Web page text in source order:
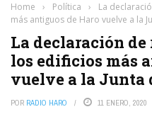
Home › Política ›
La
más antiguos de Haro vuelve a la
La declaración
los edificios más
vuelve a la Junta
POR RADIO HARO 11 ENERO, 2020